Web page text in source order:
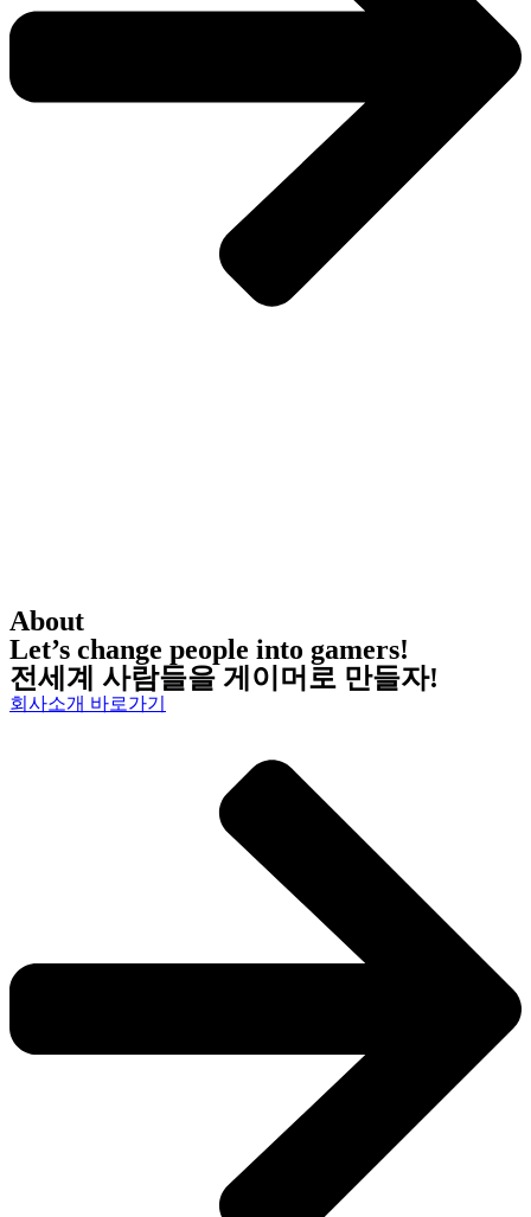
About
Let’s change people into gamers!
전세계 사람들을 게이머로 만들자!
회사소개 바로가기